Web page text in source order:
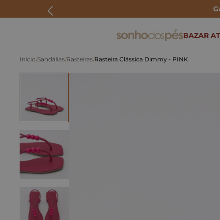
BAZAR
Sandálias Rasteiras Rasteira Clássica Dimmy - PINK